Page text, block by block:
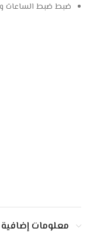
ضبط ضبط الساعات
معلومات إضافية